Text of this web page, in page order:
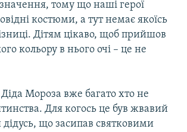
тому що наші герої
костюми, а тут немає якоїсь
Дітям цікаво, щоб прийшов
кольору в нього очі – це не
Мороза вже багато хто не
Для когось це був жвавий
що засипав святковими